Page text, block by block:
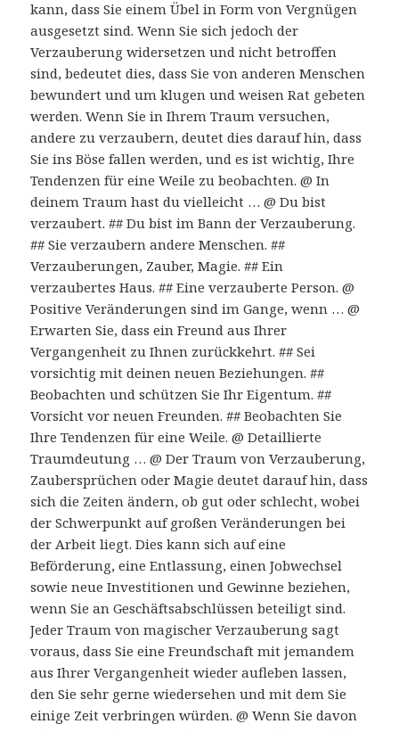
kann, dass Sie einem Übel in Form von Vergnügen
ausgesetzt sind. Wenn Sie sich jedoch der
Verzauberung widersetzen und nicht betroffen
sind, bedeutet dies, dass Sie von anderen Menschen
bewundert und um klugen und weisen Rat gebeten
werden. Wenn Sie in Ihrem Traum versuchen,
andere zu verzaubern, deutet dies darauf hin, dass
Sie ins Böse fallen werden, und es ist wichtig, Ihre
Tendenzen für eine Weile zu beobachten. @ In
deinem Traum hast du vielleicht … @ Du bist
verzaubert. ## Du bist im Bann der Verzauberung.
## Sie verzaubern andere Menschen. ##
Verzauberungen, Zauber, Magie. ## Ein
verzaubertes Haus. ## Eine verzauberte Person. @
Positive Veränderungen sind im Gange, wenn … @
Erwarten Sie, dass ein Freund aus Ihrer
Vergangenheit zu Ihnen zurückkehrt. ## Sei
vorsichtig mit deinen neuen Beziehungen. ##
Beobachten und schützen Sie Ihr Eigentum. ##
Vorsicht vor neuen Freunden. ## Beobachten Sie
Ihre Tendenzen für eine Weile. @ Detaillierte
Traumdeutung … @ Der Traum von Verzauberung,
Zaubersprüchen oder Magie deutet darauf hin, dass
sich die Zeiten ändern, ob gut oder schlecht, wobei
der Schwerpunkt auf großen Veränderungen bei
der Arbeit liegt. Dies kann sich auf eine
Beförderung, eine Entlassung, einen Jobwechsel
sowie neue Investitionen und Gewinne beziehen,
wenn Sie an Geschäftsabschlüssen beteiligt sind.
Jeder Traum von magischer Verzauberung sagt
voraus, dass Sie eine Freundschaft mit jemandem
aus Ihrer Vergangenheit wieder aufleben lassen,
den Sie sehr gerne wiedersehen und mit dem Sie
einige Zeit verbringen würden. @ Wenn Sie davon